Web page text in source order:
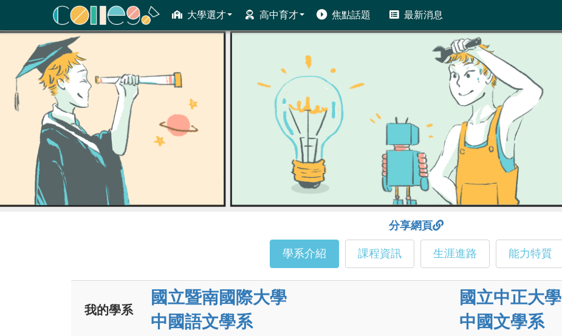
大學選才 高中育才 焦點話題 最新消息
ColleGo! 大學選才與高中育才輔助系統
分享網頁
學系介紹 課程資訊 生涯進路 能力特質
我的學系
國立暨南國際大學
中國語文學系
國立中正大學
中國文學系